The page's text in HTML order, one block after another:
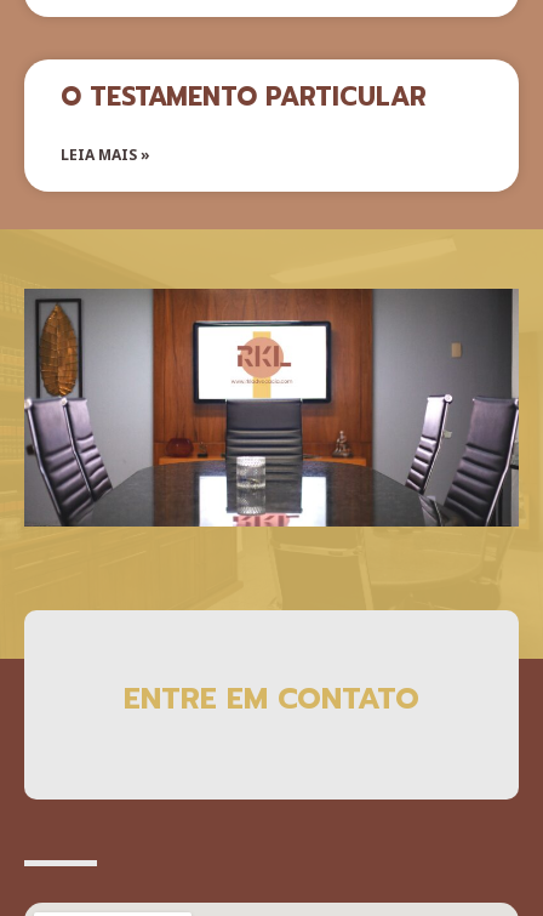
O TESTAMENTO PARTICULAR
LEIA MAIS »
ENTRE EM CONTATO